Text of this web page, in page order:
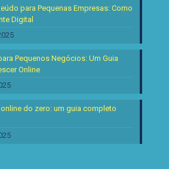
para Pequenas Empresas: Como
Digital
Pequenos Negócios: Um Guia
Online
do zero: um guia completo